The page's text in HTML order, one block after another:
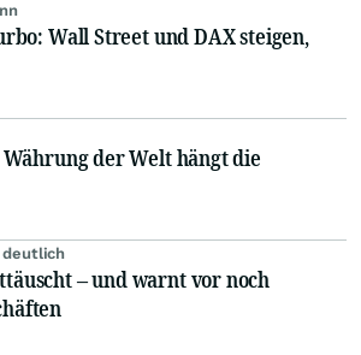
Wall Street und DAX steigen,
der Welt hängt die
deutlich
– und warnt vor noch